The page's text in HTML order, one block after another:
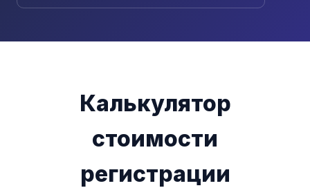
Калькулятор
стоимости
регистрации